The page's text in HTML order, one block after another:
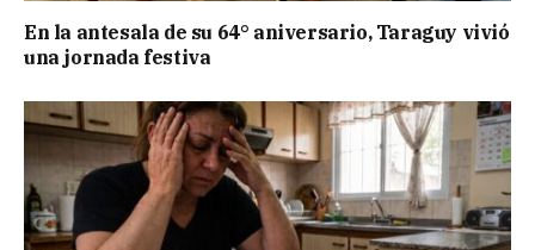
En la antesala de su 64° aniversario, Taraguy vivió
una jornada festiva